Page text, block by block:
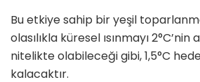
Bu etkiye sahip bir yeşil
olasılıkla küresel ısınmayı
nitelikte olabileceği gibi, 1,5°C
kalacaktır.